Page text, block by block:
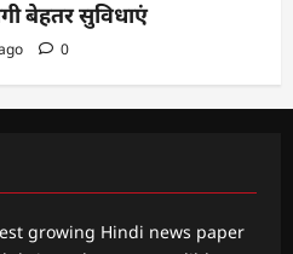
बेहतर सुविधाएं
0
growing Hindi news paper